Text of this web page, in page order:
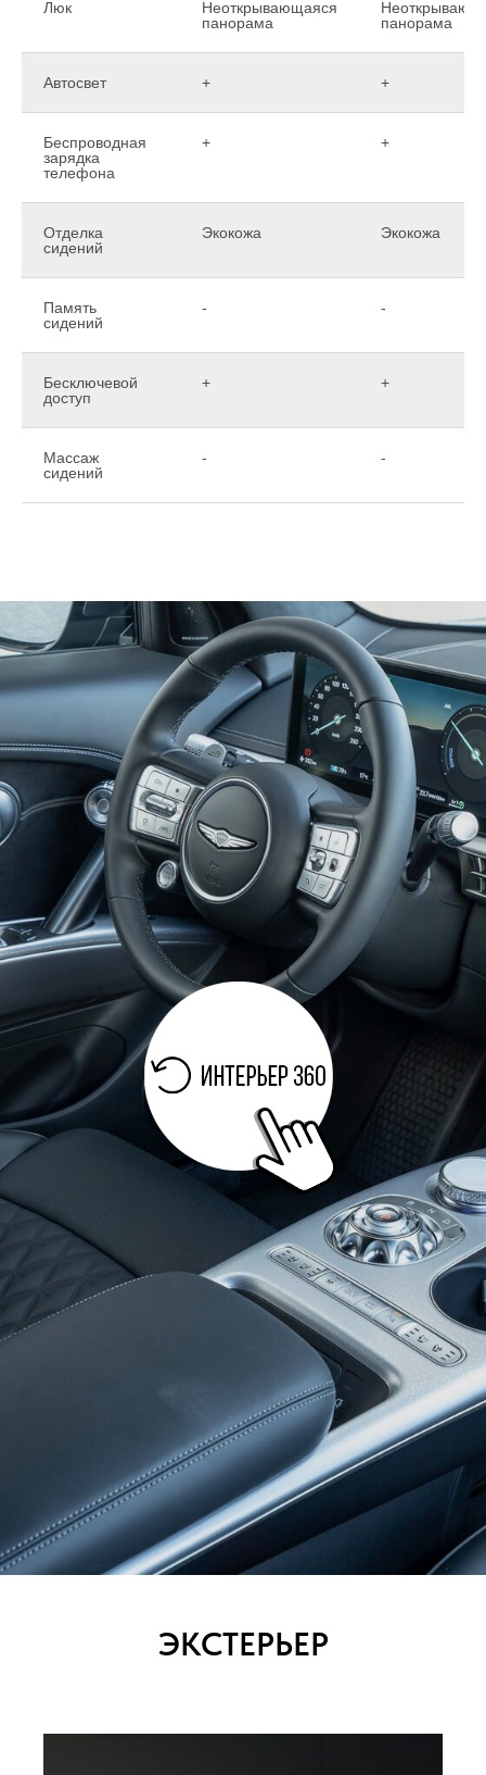
Люк
Неоткрывающаяся
панорама
панорама
Автосвет + +
Беспроводная
зарядка
телефона
+ +
Отделка
сидений
Экокожа Экокожа
Память
сидений
- -
Бесключевой
доступ
+ +
Массаж
сидений
- -
ЭКСТЕРЬЕР